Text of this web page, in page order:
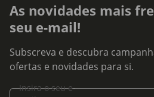
As novidades mais
seu e-mail!
Subscreva e descubra
ofertas e novidades para si.
Insira o seu e-